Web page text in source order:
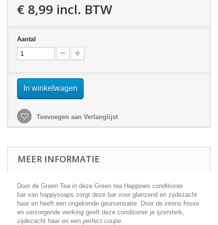
€ 8,99 incl. BTW
Aantal
In winkelwagen
Toevoegen aan Verlanglijst
MEER INFORMATIE
Door de Green Tea in deze Green tea Happines conditioner
bar van happysoaps zorgt deze bar voor glanzend en zijdezacht
haar en heeft een ongekende geursensatie. Door de intens frisse
en verzorgende werking geeft deze conditioner je ijzersterk,
zijdezacht haar en een perfect coupe.